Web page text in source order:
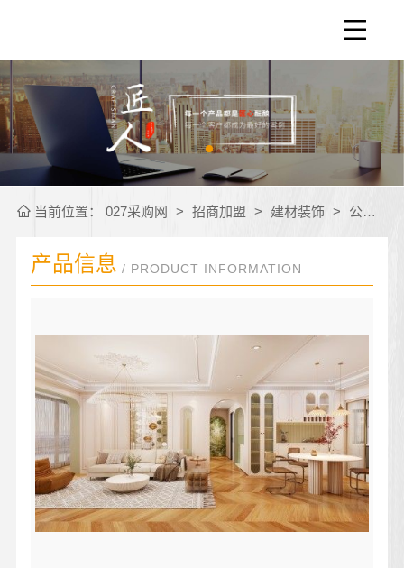
当前位置： 027采购网 > 招商加盟 > 建材装饰 > 公司产品
产品信息 / PRODUCT INFORMATION